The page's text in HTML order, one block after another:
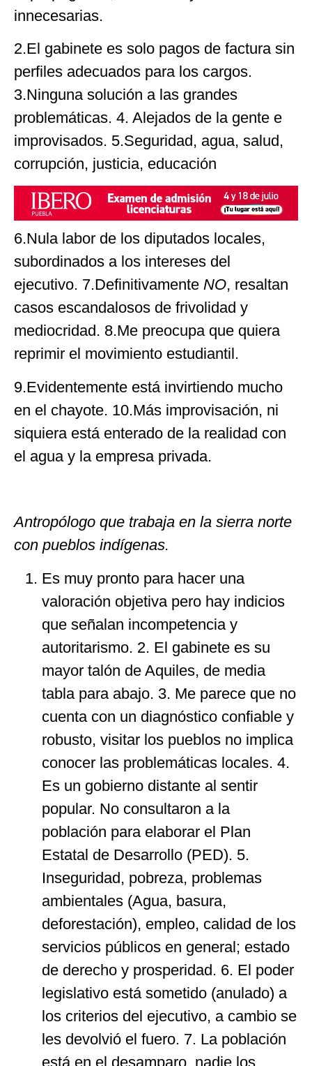
innecesarias.
2.⁠El gabinete es solo pagos de factura sin
perfiles adecuados para los cargos.
3.Ninguna solución a las grandes
problemáticas. 4. ⁠Alejados de la gente e
improvisados. 5.⁠Seguridad, agua, salud,
corrupción, justicia, educación
6.⁠Nula labor de los diputados locales,
subordinados a los intereses del
ejecutivo. 7.⁠Definitivamente NO, resaltan
casos escandalosos de frivolidad y
mediocridad. 8.Me preocupa que quiera
reprimir el movimiento estudiantil.
9.⁠Evidentemente está invirtiendo mucho
en el chayote. 10.Más improvisación, ni
siquiera está enterado de la realidad con
el agua y la empresa privada.
Antropólogo que trabaja en la sierra norte
con pueblos indígenas.
Es muy pronto para hacer una
valoración objetiva pero hay indicios
que señalan incompetencia y
autoritarismo. 2. El gabinete es su
mayor talón de Aquiles, de media
tabla para abajo. 3. Me parece que no
cuenta con un diagnóstico confiable y
robusto, visitar los pueblos no implica
conocer las problemáticas locales. 4.
Es un gobierno distante al sentir
popular. No consultaron a la
población para elaborar el Plan
Estatal de Desarrollo (PED). 5.
Inseguridad, pobreza, problemas
ambientales (Agua, basura,
deforestación), empleo, calidad de los
servicios públicos en general; estado
de derecho y prosperidad. 6. El poder
legislativo está sometido (anulado) a
los criterios del ejecutivo, a cambio se
les devolvió el fuero. 7. La población
está en el desamparo, nadie los